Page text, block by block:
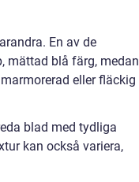
En av de
mättad blå färg, medan
eller fläckig
blad med tydliga
kan också variera,